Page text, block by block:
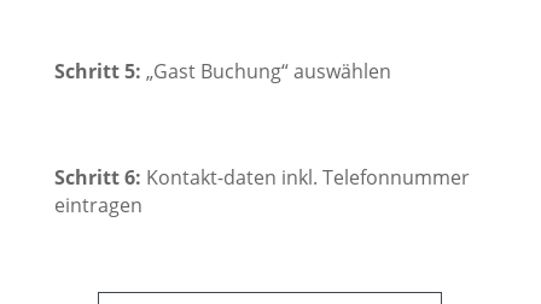
Schritt 5: „Gast Buchung“ auswählen
Schritt 6: Kontakt-daten inkl. Telefonnummer
eintragen